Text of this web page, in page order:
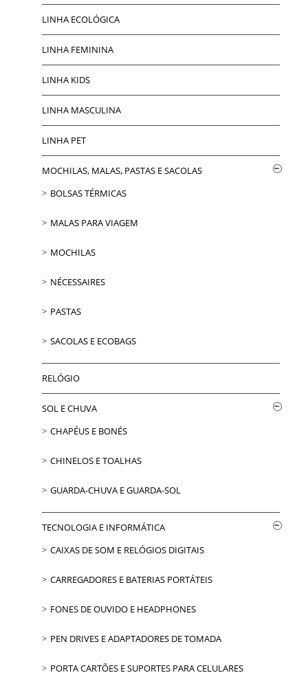
LINHA ECOLÓGICA
LINHA FEMININA
LINHA KIDS
LINHA MASCULINA
LINHA PET
MOCHILAS, MALAS, PASTAS E SACOLAS
BOLSAS TÉRMICAS
MALAS PARA VIAGEM
MOCHILAS
NÉCESSAIRES
PASTAS
SACOLAS E ECOBAGS
RELÓGIO
SOL E CHUVA
CHAPÉUS E BONÉS
CHINELOS E TOALHAS
GUARDA-CHUVA E GUARDA-SOL
TECNOLOGIA E INFORMÁTICA
CAIXAS DE SOM E RELÓGIOS DIGITAIS
CARREGADORES E BATERIAS PORTÁTEIS
FONES DE OUVIDO E HEADPHONES
PEN DRIVES E ADAPTADORES DE TOMADA
PORTA CARTÕES E SUPORTES PARA CELULARES